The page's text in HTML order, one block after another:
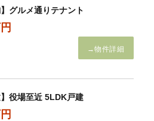
】グルメ通りテナント
→物件詳細
】役場至近 5LDK戸建